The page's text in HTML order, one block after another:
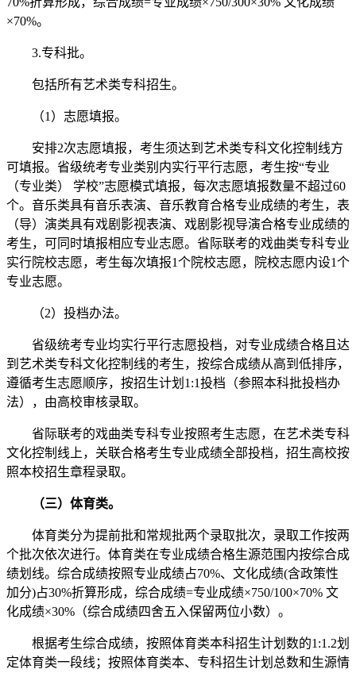
×70%。
3.专科批。
包括所有艺术类专科招生。
（1）志愿填报。
安排2次志愿填报，考生须达到艺术类专科文化控制线方
可填报。省级统考专业类别内实行平行志愿，考生按“专业
（专业类） 学校”志愿模式填报，每次志愿填报数量不超过60
个。音乐类具有音乐表演、音乐教育合格专业成绩的考生，表
（导）演类具有戏剧影视表演、戏剧影视导演合格专业成绩的
考生，可同时填报相应专业志愿。省际联考的戏曲类专科专业
实行院校志愿，考生每次填报1个院校志愿，院校志愿内设1个
专业志愿。
（2）投档办法。
省级统考专业均实行平行志愿投档，对专业成绩合格且达
到艺术类专科文化控制线的考生，按综合成绩从高到低排序，
遵循考生志愿顺序，按招生计划1:1投档（参照本科批投档办
法），由高校审核录取。
省际联考的戏曲类专科专业按照考生志愿，在艺术类专科
文化控制线上，关联合格考生专业成绩全部投档，招生高校按
照本校招生章程录取。
（三）体育类。
体育类分为提前批和常规批两个录取批次，录取工作按两
个批次依次进行。体育类在专业成绩合格生源范围内按综合成
绩划线。综合成绩按照专业成绩占70%、文化成绩(含政策性
加分)占30%折算形成，综合成绩=专业成绩×750/100×70% 文
化成绩×30%（综合成绩四舍五入保留两位小数）。
根据考生综合成绩，按照体育类本科招生计划数的1:1.2划
定体育类一段线；按照体育类本、专科招生计划总数和生源情